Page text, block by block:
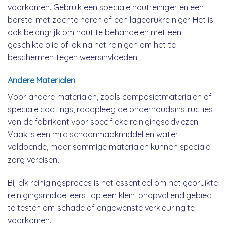
voorkomen. Gebruik een speciale houtreiniger en een
borstel met zachte haren of een lagedrukreiniger. Het is
ook belangrijk om hout te behandelen met een
geschikte olie of lak na het reinigen om het te
beschermen tegen weersinvloeden.
Andere Materialen
Voor andere materialen, zoals composietmaterialen of
speciale coatings, raadpleeg de onderhoudsinstructies
van de fabrikant voor specifieke reinigingsadviezen.
Vaak is een mild schoonmaakmiddel en water
voldoende, maar sommige materialen kunnen speciale
zorg vereisen.
Bij elk reinigingsproces is het essentieel om het gebruikte
reinigingsmiddel eerst op een klein, onopvallend gebied
te testen om schade of ongewenste verkleuring te
voorkomen.